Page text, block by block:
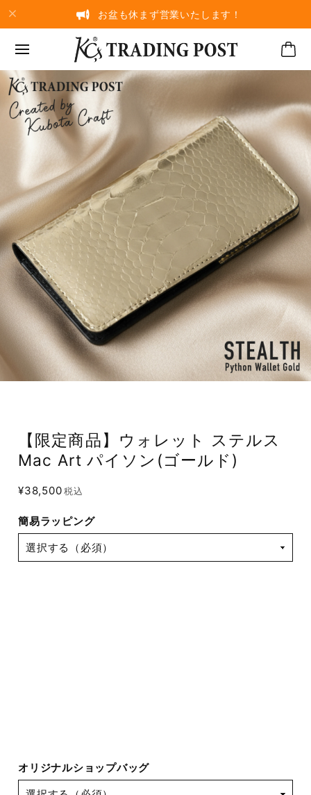
お盆も休まず営業いたします！
【限定商品】ウォレット ステルス
Mac Art パイソン(ゴールド)
¥38,500 税込
簡易ラッピング
オリジナルショップバッグ